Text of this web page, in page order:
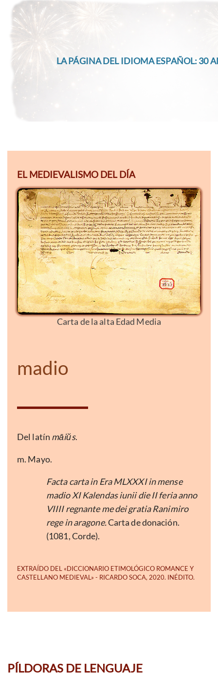
LA PÁGINA DEL IDIOMA ESPAÑOL: 30
EL MEDIEVALISMO DEL DÍA
Carta de la alta Edad Media
madio
Del latín māiŭs.
m. Mayo.
Facta carta in Era MLXXXI in mense
madio XI Kalendas iunii die II feria anno
VIIII regnante me dei gratia Ranimiro
rege in aragone.Carta de donación.
(1081, Corde).
PÍLDORAS DE LENGUAJE